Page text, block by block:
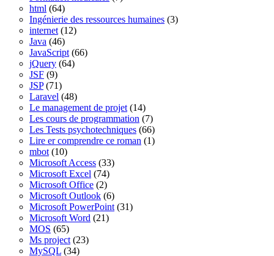
html (64)
Ingénierie des ressources humaines (3)
internet (12)
Java (46)
JavaScript (66)
jQuery (64)
JSF (9)
JSP(71)
Laravel (48)
Le management de projet (14)
Les cours de programmation (7)
Les Tests psychotechniques (66)
Lire er comprendre ce roman (1)
mbot (10)
Microsoft Access (33)
Microsoft Excel (74)
Microsoft Office (2)
Microsoft Outlook (6)
Microsoft PowerPoint (31)
Microsoft Word (21)
MOS (65)
Ms project (23)
MySQL (34)